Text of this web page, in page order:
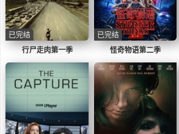
行尸走肉第一季
已完结
怪奇物语第二季
已完结